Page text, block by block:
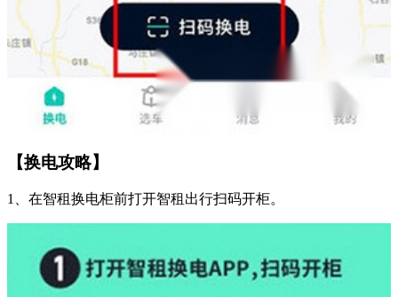
【换电攻略】
1、在智租换电柜前打开智租出行扫码开柜。